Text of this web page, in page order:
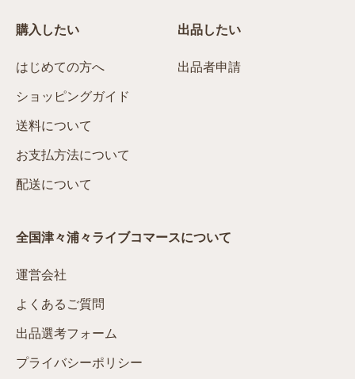
購入したい
はじめての方へ
ショッピングガイド
送料について
お支払方法について
配送について
出品したい
出品者申請
全国津々浦々ライブコマースについて
運営会社
よくあるご質問
出品選考フォーム
プライバシーポリシー